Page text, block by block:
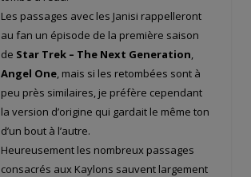
Les passages avec les Janisi rappelleront
au fan un épisode de la première saison
de Star Trek – The Next Generation,
Angel One, mais si les retombées sont à
peu près similaires, je préfère cependant
la version d’origine qui gardait le même ton
d’un bout à l’autre.
Heureusement les nombreux passages
consacrés aux Kaylons sauvent largement